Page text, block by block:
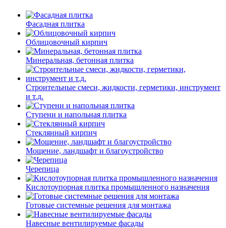
Фасадная плитка
Облицовочный кирпич
Минеральная, бетонная плитка
Строительные смеси, жидкости, герметики, инструмент
и т.д.
Ступени и напольная плитка
Cтеклянный кирпич
Мощение, ландшафт и благоустройство
Черепица
Кислотоупорная плитка промышленного назначения
Готовые системные решения для монтажа
Навесные вентилируемые фасады